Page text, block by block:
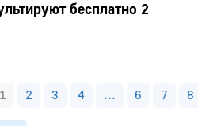
бесплатно 2
1 2 3 4 ... 6 7 8